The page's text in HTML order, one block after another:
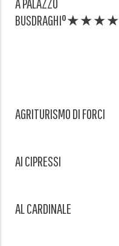
BUSDRAGHI°★★★★
AGRITURISMO DI FORCI
AI CIPRESSI
AL CARDINALE